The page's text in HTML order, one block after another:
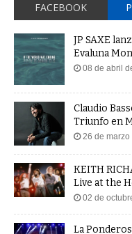
FACEBOOK
JP SAXE
Evaluna
08 de abril
Claudio
Triunfo en
26 de marzo
KEITH
Live at the
02 de
La